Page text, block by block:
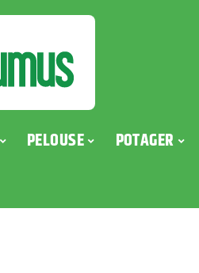
PELOUSE POTAGER